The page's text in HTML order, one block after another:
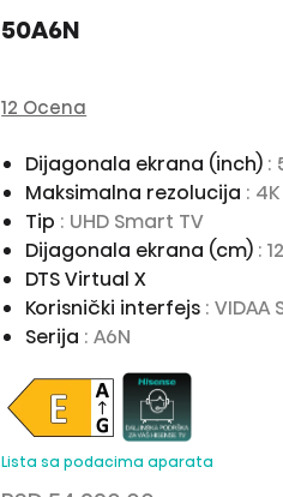
50A6N
12 Ocena
Dijagonala ekrana (inch) :
Maksimalna rezolucija :
Tip : UHD Smart TV
Dijagonala ekrana (cm) :
DTS Virtual X
Korisnički interfejs : VIDAA
Serija : A6N
Lista sa podacima aparata